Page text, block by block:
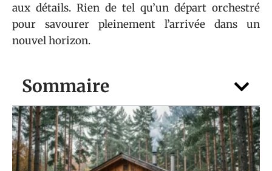
Sommaire
aux détails. Rien de tel qu’un départ orchestré
pour savourer pleinement l’arrivée dans un
nouvel horizon.